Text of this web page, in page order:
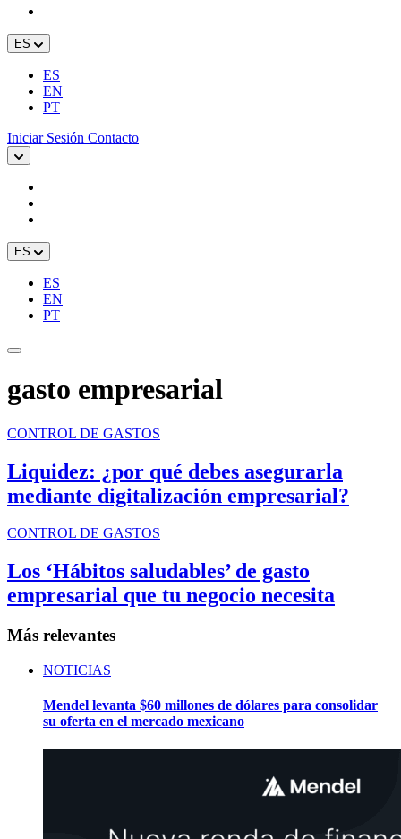
ES
ES
EN
PT
Iniciar Sesión Contacto
ES
ES
EN
PT
gasto empresarial
CONTROL DE GASTOS
Liquidez: ¿por qué debes asegurarla
mediante digitalización empresarial?
CONTROL DE GASTOS
Los ‘Hábitos saludables’ de gasto
empresarial que tu negocio necesita
Más relevantes
NOTICIAS
Mendel levanta $60 millones de dólares para consolidar
su oferta en el mercado mexicano